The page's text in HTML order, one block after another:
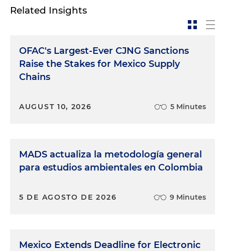
Related Insights
OFAC's Largest-Ever CJNG Sanctions
Raise the Stakes for Mexico Supply
Chains
AUGUST 10, 2026 5 Minutes
MADS actualiza la metodología general
para estudios ambientales en Colombia
5 DE AGOSTO DE 2026 9 Minutes
Mexico Extends Deadline for Electronic